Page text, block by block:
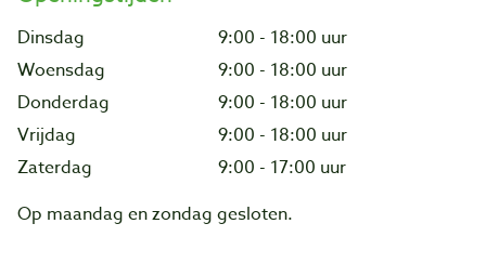
Dinsdag
9:00 - 18:00 uur
Woensdag
9:00 - 18:00 uur
Donderdag
9:00 - 18:00 uur
Vrijdag
9:00 - 18:00 uur
Zaterdag
9:00 - 17:00 uur
Op maandag en zondag gesloten.